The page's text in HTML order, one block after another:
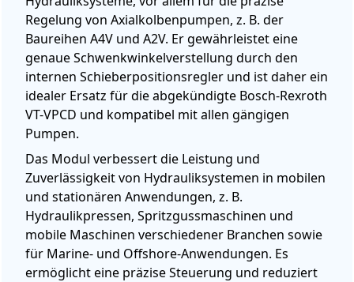
Regelung von Axialkolbenpumpen, z. B. der
Baureihen A4V und A2V. Er gewährleistet eine
genaue Schwenkwinkelverstellung durch den
internen Schieberpositionsregler und ist daher ein
idealer Ersatz für die abgekündigte Bosch-Rexroth
VT-VPCD und kompatibel mit allen gängigen
Pumpen.
Das Modul verbessert die Leistung und
Zuverlässigkeit von Hydrauliksystemen in mobilen
und stationären Anwendungen, z. B.
Hydraulikpressen, Spritzgussmaschinen und
mobile Maschinen verschiedener Branchen sowie
für Marine- und Offshore-Anwendungen. Es
ermöglicht eine präzise Steuerung und reduziert